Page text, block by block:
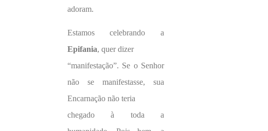
adoram.
Estamos celebrando a
Epifania, quer dizer
“manifestação”. Se o Senhor
não se manifestasse, sua
Encarnação não teria
chegado à toda a